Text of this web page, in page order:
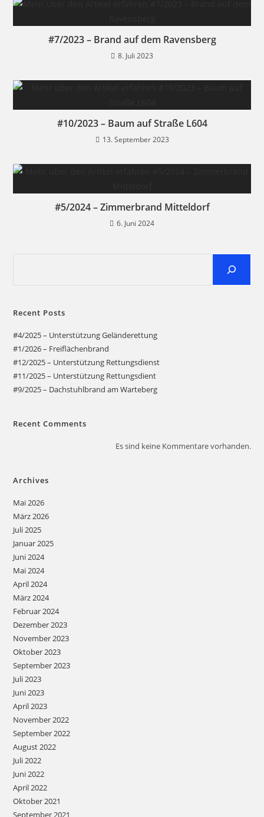
#7/2023 – Brand auf dem Ravensberg
8. Juli 2023
#10/2023 – Baum auf Straße L604
13. September 2023
#5/2024 – Zimmerbrand Mitteldorf
6. Juni 2024
Recent Posts
#4/2025 – Unterstützung Geländerettung
#1/2026 – Freiflächenbrand
#12/2025 – Unterstützung Rettungsdienst
#11/2025 – Unterstützung Rettungsdient
#9/2025 – Dachstuhlbrand am Warteberg
Recent Comments
Es sind keine Kommentare vorhanden.
Archives
Mai 2026
März 2026
Juli 2025
Januar 2025
Juni 2024
Mai 2024
April 2024
März 2024
Februar 2024
Dezember 2023
November 2023
Oktober 2023
September 2023
Juli 2023
Juni 2023
April 2023
November 2022
September 2022
August 2022
Juli 2022
Juni 2022
April 2022
Oktober 2021
September 2021